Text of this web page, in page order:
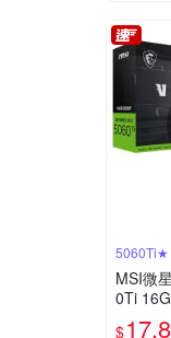
5060Ti★
MSI微
0Ti
LUS
$